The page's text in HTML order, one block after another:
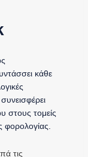
κάθε
στους τομείς
φορολογίας.
τις